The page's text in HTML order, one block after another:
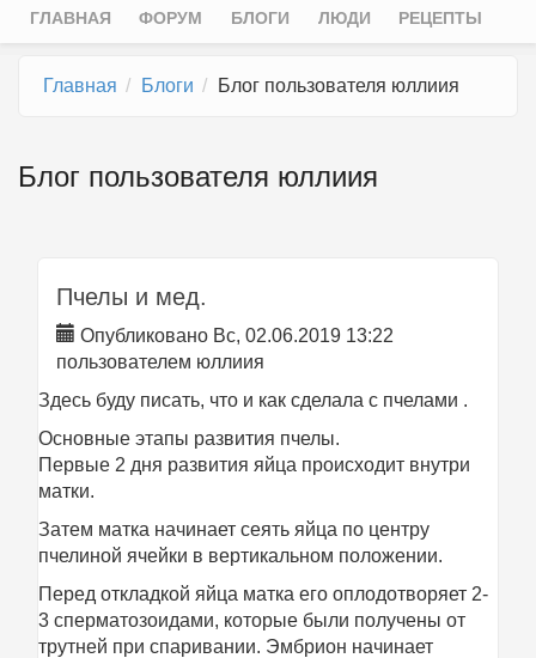
Главное меню
ГЛАВНАЯ ФОРУМ БЛОГИ ЛЮДИ РЕЦЕПТЫ
Главная Блоги Блог пользователя юллиия
Блог пользователя юллиия
Пчелы и мед.
Опубликовано Вс, 02.06.2019 13:22
пользователем юллиия
Здесь буду писать, что и как сделала с пчелами .
Основные этапы развития пчелы.
Первые 2 дня развития яйца происходит внутри
матки.
Затем матка начинает сеять яйца по центру
пчелиной ячейки в вертикальном положении.
Перед откладкой яйца матка его оплодотворяет 2-
3 сперматозоидами, которые были получены от
трутней при спаривании. Эмбрион начинает